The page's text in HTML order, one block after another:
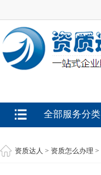
全部服务分类
资质达人 > 资质怎么办理 >